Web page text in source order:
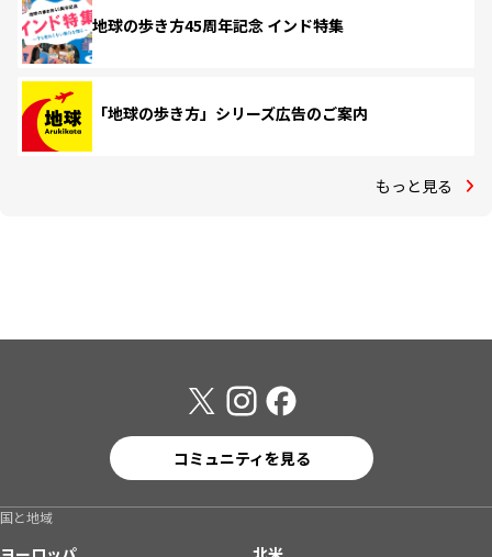
地球の歩き方45周年記念 インド特集
「地球の歩き方」シリーズ広告のご案内
もっと見る
コミュニティを見る
国と地域